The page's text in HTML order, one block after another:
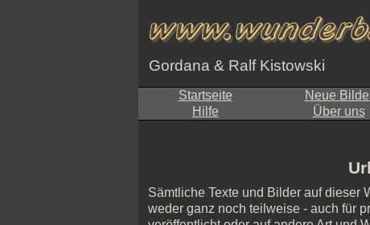
Gordana & Ralf Kistowski
Startseite Neue
Hilfe
Über uns
Sämtliche Texte und Bilder auf dieser
weder ganz noch teilweise - auch für